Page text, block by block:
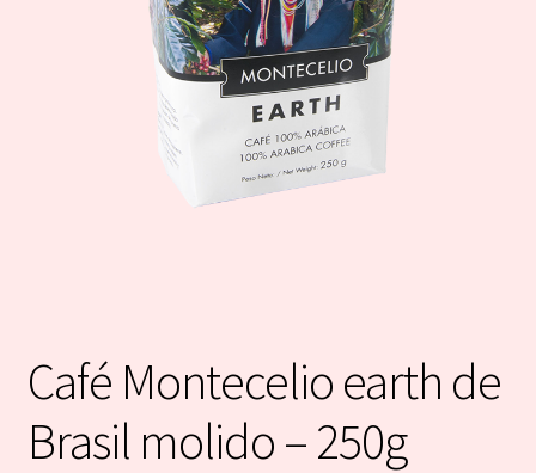
Café Montecelio earth de
Brasil molido – 250g